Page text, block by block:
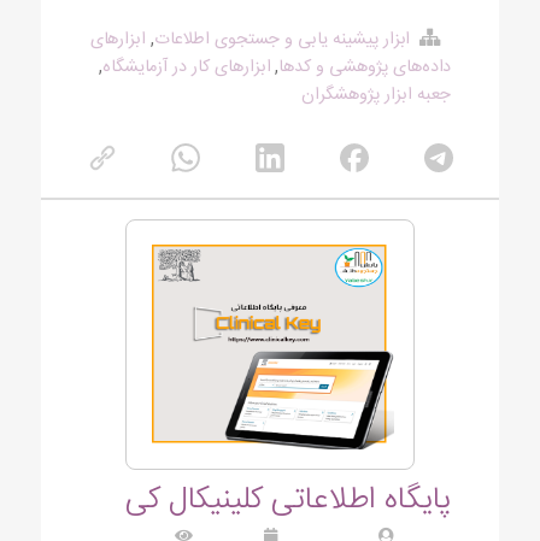
ابزار پیشینه یابی و جستجوی اطلاعات, ابزارهای
داده‌های پژوهشی و کدها,ابزارهای کار در آزمایشگاه,
جعبه ابزار پژوهشگران
پایگاه اطلاعاتی کلینیکال کی